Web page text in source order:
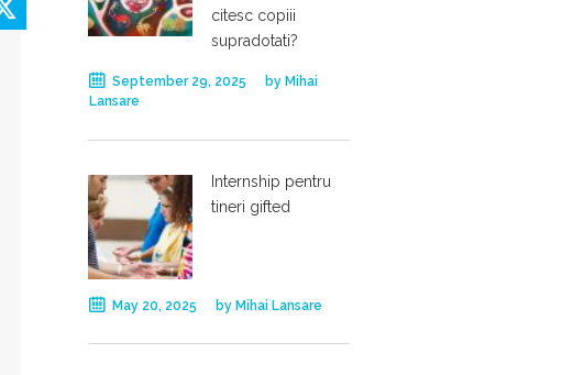
citesc copiii
supradotati?
September 29, 2025 by Mihai
Lansare
Internship pentru
tineri gifted
May 20, 2025 by Mihai Lansare